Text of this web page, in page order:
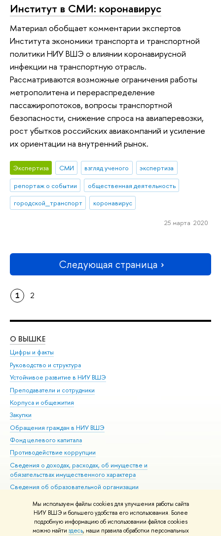
Мы используем файлы cookies для улучшения работы сайта
НИУ ВШЭ и большего удобства его использования. Более
подробную информацию об использовании файлов cookies
можно найти здесь, наши правила обработки персональных
Институт в СМИ: коронавирус
Материал обобщает комментарии экспертов
Института экономики транспорта и транспортной
политики НИУ ВШЭ о влиянии коронавирусной
инфекции на транспортную отрасль.
Рассматриваются возможные ограничения работы
метрополитена и перераспределение
пассажиропотоков, вопросы транспортной
безопасности, снижение спроса на авиаперевозки,
рост убытков российских авиакомпаний и усиление
их ориентации на внутренний рынок.
Экспертиза СМИ взгляд ученого
экспертиза
репортаж о событии
общественная деятельность
городской_транспорт
коронавирус
25 марта 2020
Следующая страница
1 2
О ВЫШКЕ
Цифры и факты
Руководство и структура
Устойчивое развитие в НИУ ВШЭ
Преподаватели и сотрудники
Корпуса и общежития
Закупки
Обращения граждан в НИУ ВШЭ
Фонд целевого капитала
Противодействие коррупции
Сведения о доходах, расходах, об имуществе и
обязательствах имущественного характера
Сведения об образовательной организации
Людям с ограниченными возможностями здоровья
Единая платежная страница
Работа в Вышке